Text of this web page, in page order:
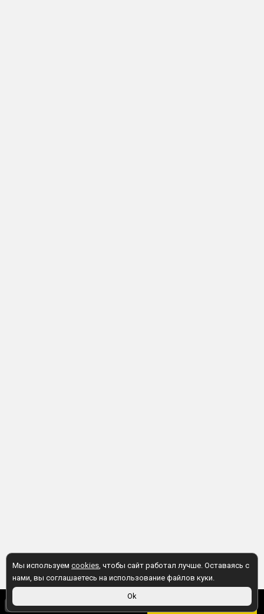
65 ₽ В корзину
Мы используем cookies, чтобы сайт работал лучше. Оставаясь с
нами, вы соглашаетесь на использование файлов куки.
Ok